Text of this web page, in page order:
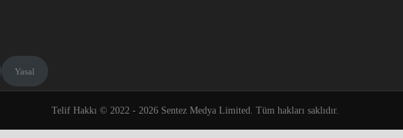
Yasal
Telif Hakkı © 2022 - 2026 Sentez Medya Limited. Tüm hakları saklıdır.